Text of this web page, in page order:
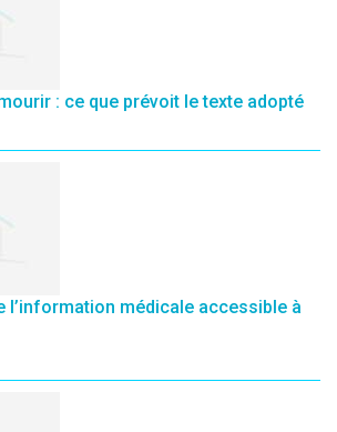
: ce que prévoit le texte adopté
l’information médicale accessible à